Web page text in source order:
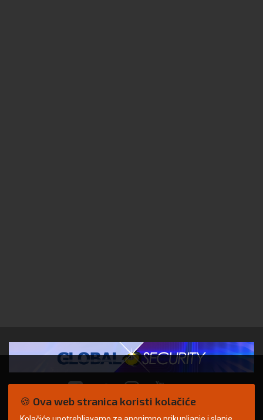
🍪 Ova web stranica koristi kolačiće